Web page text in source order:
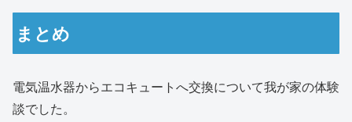
まとめ
電気温水器からエコキュートへ交換について我が家の体験
談でした。